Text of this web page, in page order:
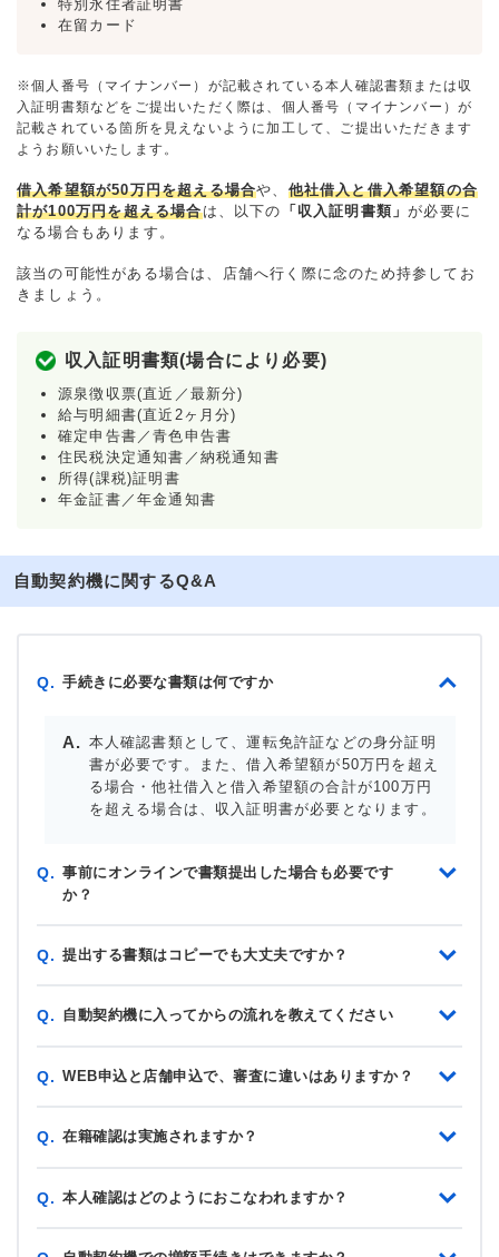
特別永住者証明書
在留カード
※個人番号（マイナンバー）が記載されている本人確認書類または収
入証明書類などをご提出いただく際は、個人番号（マイナンバー）が
記載されている箇所を見えないように加工して、ご提出いただきます
ようお願いいたします。
借入希望額が50万円を超える場合や、 他社借入と借入希望額の合
計が100万円を超える場合は、以下の 「収入証明書類」が必要に
なる場合もあります。
該当の可能性がある場合は、店舗へ行く際に念のため持参してお
きましょう。
収入証明書類(場合により必要)
源泉徴収票(直近／最新分)
給与明細書(直近2ヶ月分)
確定申告書／青色申告書
住民税決定通知書／納税通知書
所得(課税)証明書
年金証書／年金通知書
自動契約機に関するQ&A
Q. 手続きに必要な書類は何ですか
本人確認書類として、運転免許証などの身分証明
書が必要です。また、借入希望額が50万円を超え
る場合・他社借入と借入希望額の合計が100万円
を超える場合は、収入証明書が必要となります。
Q. 事前にオンラインで書類提出した場合も必要です
か？
Q. 提出する書類はコピーでも大丈夫ですか？
Q. 自動契約機に入ってからの流れを教えてください
Q. WEB申込と店舗申込で、審査に違いはありますか？
Q. 在籍確認は実施されますか？
Q. 本人確認はどのようにおこなわれますか？